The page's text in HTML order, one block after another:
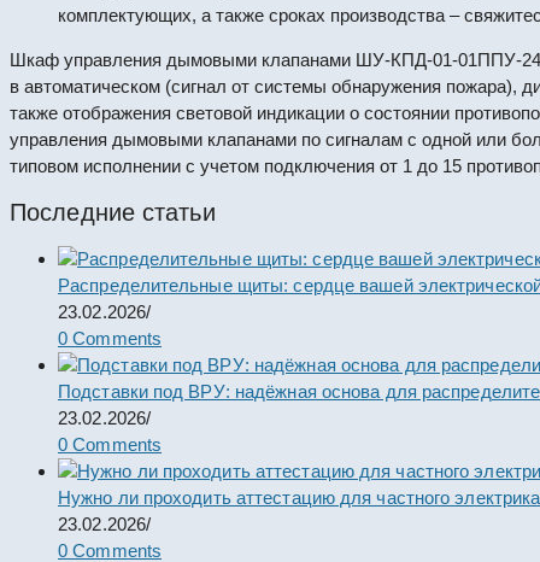
комплектующих, а также сроках производства –
Шкаф управления дымовыми клапанами ШУ-КПД-01-01ППУ-24Э
в автоматическом (сигнал от системы обнаружения пожара),
также отображения световой индикации о состоянии
управления дымовыми клапанами по сигналам с одной или
типовом исполнении с учетом подключения от 1 до 15
Последние статьи
Распределительные щиты: сердце вашей
23.02.2026/
0 Comments
Подставки под ВРУ: надёжная основа для
23.02.2026/
0 Comments
Нужно ли проходить аттестацию для частного
23.02.2026/
0 Comments